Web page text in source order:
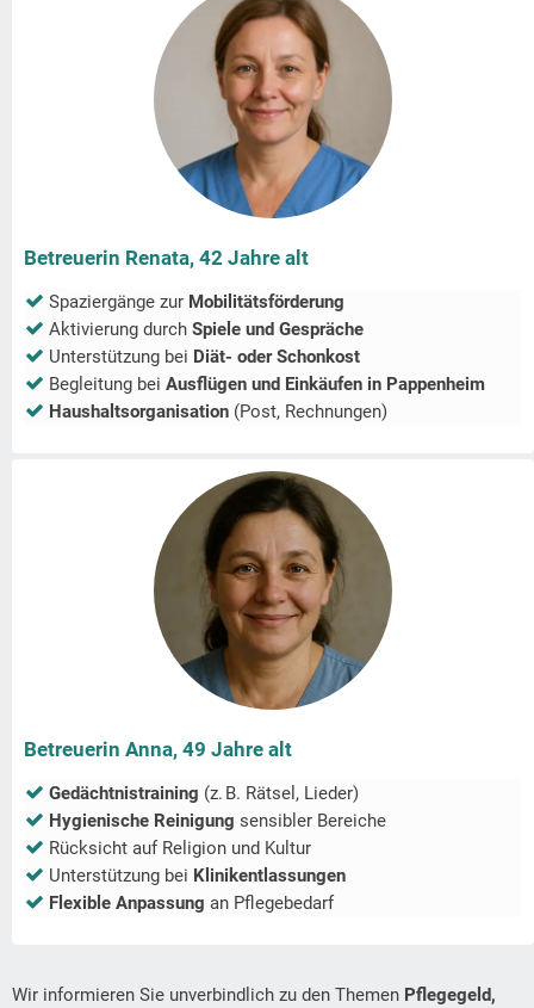
Betreuerin Renata, 42 Jahre alt
Spaziergänge zur Mobilitätsförderung
Aktivierung durch Spiele und Gespräche
Unterstützung bei Diät- oder Schonkost
Begleitung bei Ausflügen und Einkäufen in Pappenheim
Haushaltsorganisation (Post, Rechnungen)
Betreuerin Anna, 49 Jahre alt
Gedächtnistraining (z. B. Rätsel, Lieder)
Hygienische Reinigung sensibler Bereiche
Rücksicht auf Religion und Kultur
Unterstützung bei Klinikentlassungen
Flexible Anpassung an Pflegebedarf
Wir informieren Sie unverbindlich zu den Themen Pflegegeld,